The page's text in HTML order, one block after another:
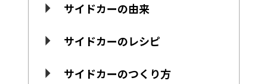
サイドカーの由来
サイドカーのレシピ
サイドカーのつくり方